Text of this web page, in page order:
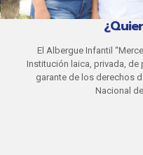
El Albergue Infantil
Institución laica, privada, de
garante de los derechos
Nacional